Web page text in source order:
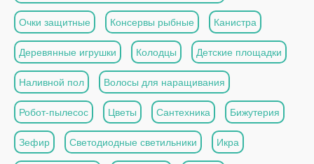
Очки защитные Консервы рыбные Канистра
Деревянные игрушки Колодцы Детские площадки
Наливной пол Волосы для наращивания
Робот-пылесос Цветы Сантехника Бижутерия
Зефир Светодиодные светильники Икра